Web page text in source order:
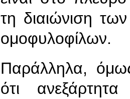
τη διαιώνιση
ομοφυλοφίλων.
Παράλληλα,
ότι